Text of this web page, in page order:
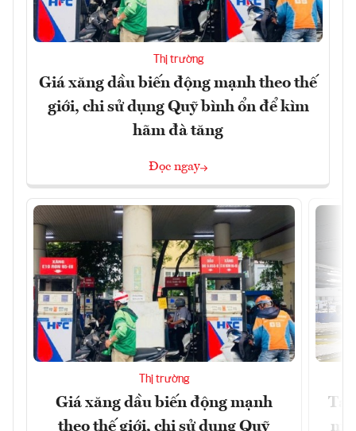
Thị trường
Giá xăng dầu biến động mạnh theo thế
giới, chi sử dụng Quỹ bình ổn để kìm
hãm đà tăng
Đọc ngay
Thị trường
Giá xăng dầu biến động mạnh
theo thế giới, chi sử dụng Quỹ